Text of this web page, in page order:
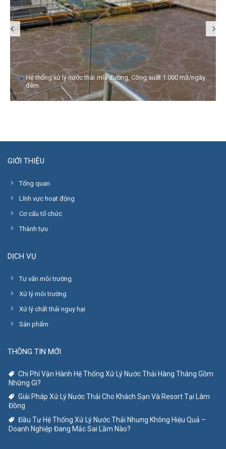
Hệ thống xử lý nước thải mía đường, Công suất 1.000 m3/ngày
đêm
GIỚI THIỆU
Tổng quan
Lĩnh vực hoạt động
Cơ cấu tổ chức
Thành tựu
DỊCH VỤ
Tư vấn môi trường
Xử lý môi trường
Xử lý chất thải nguy hại
Sản phẩm
THÔNG TIN MỚI
Chi Phí Vận Hành Hệ Thống Xử Lý Nước Thải Hàng Tháng Gồm
Những Gì?
Giải Pháp Xử Lý Nước Thải Cho Khách Sạn Và Resort Tại Lâm
Đồng
Đầu Tư Hệ Thống Xử Lý Nước Thải Nhưng Không Hiệu Quả –
Doanh Nghiệp Đang Mắc Sai Lầm Nào?